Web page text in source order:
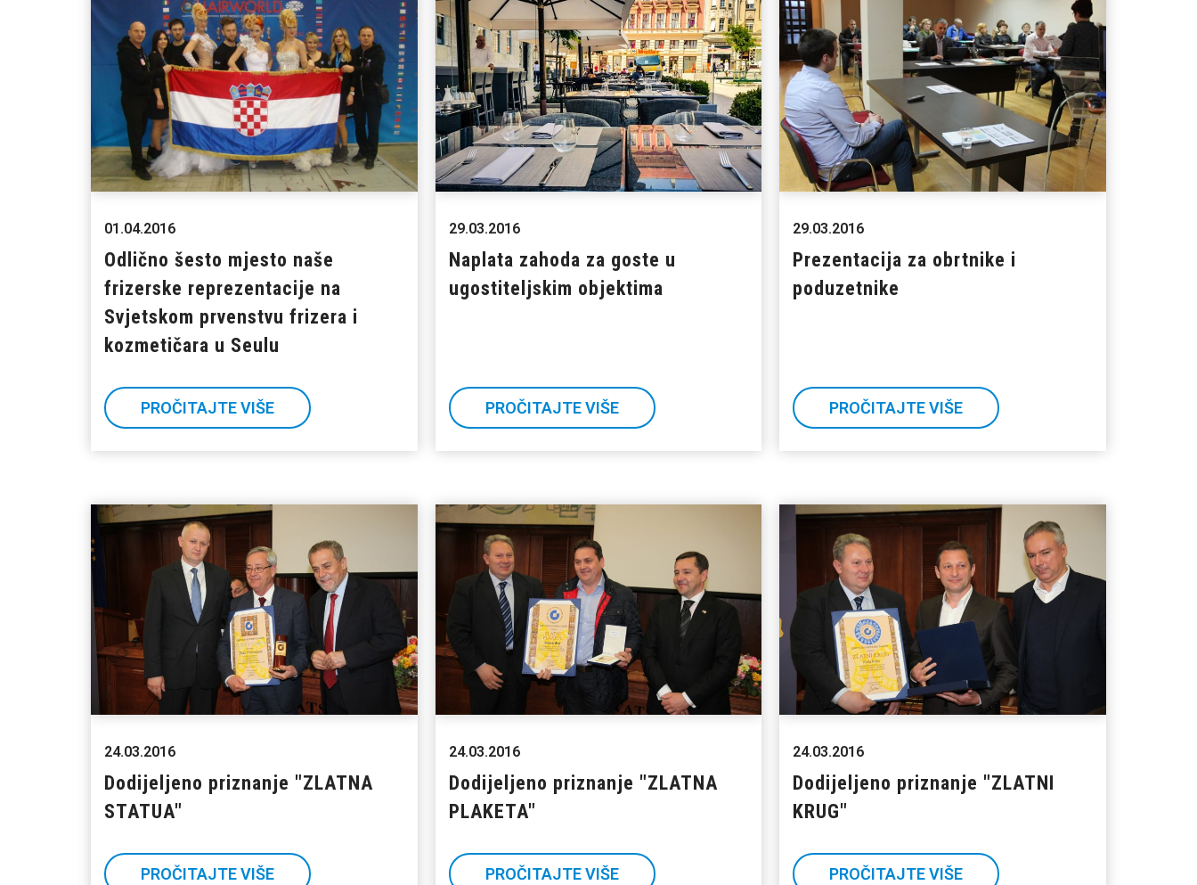
01.04.2016
Odlično šesto mjesto naše
frizerske reprezentacije na
Svjetskom prvenstvu frizera i
kozmetičara u Seulu
PROČITAJTE VIŠE
29.03.2016
Naplata zahoda za goste u
ugostiteljskim objektima
PROČITAJTE VIŠE
29.03.2016
Prezentacija za obrtnike i
poduzetnike
PROČITAJTE VIŠE
24.03.2016
Dodijeljeno priznanje "ZLATNA
STATUA"
PROČITAJTE VIŠE
24.03.2016
Dodijeljeno priznanje "ZLATNA
PLAKETA"
PROČITAJTE VIŠE
24.03.2016
Dodijeljeno priznanje "ZLATNI
KRUG"
PROČITAJTE VIŠE